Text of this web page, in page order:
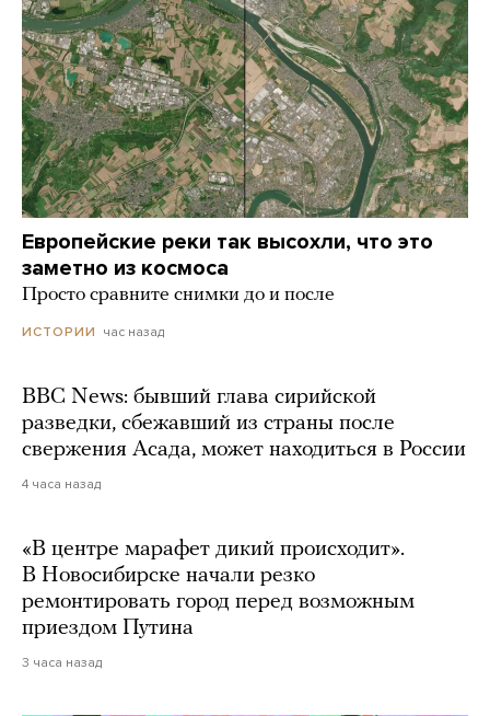
Европейские реки так высохли, что это
заметно из космоса
Просто сравните снимки до и после
ИСТОРИИ час назад
BBC News: бывший глава сирийской
разведки, сбежавший из страны после
свержения Асада, может находиться в России
4 часа назад
«В центре марафет дикий происходит».
В Новосибирске начали резко
ремонтировать город перед возможным
приездом Путина
3 часа назад